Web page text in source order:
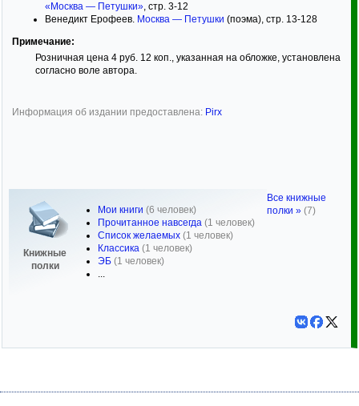
«Москва — Петушки», стр. 3-12
Венедикт Ерофеев. Москва — Петушки (поэма), стр. 13-128
Примечание:
Розничная цена 4 руб. 12 коп., указанная на обложке, установлена
согласно воле автора.
Информация об издании предоставлена: Pirx
Книжные
полки
Мои книги (6 человек)
Прочитанное навсегда (1 человек)
Список желаемых (1 человек)
Классика (1 человек)
ЭБ (1 человек)
...
Все книжные
полки » (7)